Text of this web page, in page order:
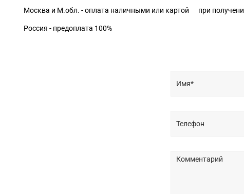
Москва и М.обл. - оплата наличными или картой при
Россия - предоплата 100%